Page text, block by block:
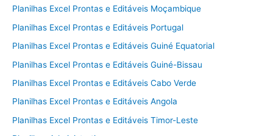
Planilhas Excel Prontas e Editáveis Moçambique
Planilhas Excel Prontas e Editáveis Portugal
Planilhas Excel Prontas e Editáveis Guiné Equatorial
Planilhas Excel Prontas e Editáveis Guiné-Bissau
Planilhas Excel Prontas e Editáveis Cabo Verde
Planilhas Excel Prontas e Editáveis Angola
Planilhas Excel Prontas e Editáveis Timor-Leste